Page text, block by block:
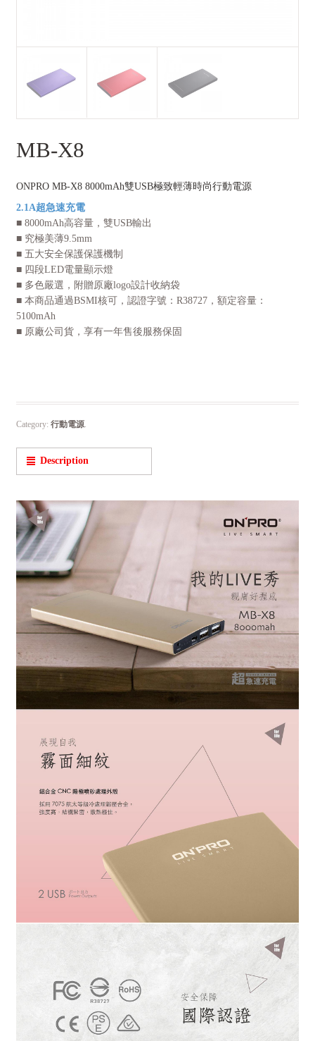
MB-X8
ONPRO MB-X8 8000mAh雙USB極致輕薄時尚行動電源
2.1A超急速充電
■ 8000mAh高容量，雙USB輸出
■ 究極美薄9.5mm
■ 五大安全保護保護機制
■ 四段LED電量顯示燈
■ 多色嚴選，附贈原廠logo設計收納袋
■ 本商品通過BSMI核可，認證字號：R38727，額定容量：
5100mAh
■ 原廠公司貨，享有一年售後服務保固
Category: 行動電源.
Description